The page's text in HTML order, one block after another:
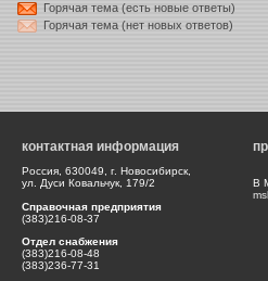
Горячая тема (есть новые ответы)
Горячая тема (нет новых ответов)
контактная информация
Россия, 630049, г. Новосибирск,
ул. Дуси Ковальчук, 179/2
Справочная предприятия
(383)216-08-37
Отдел снабжения
(383)216-08-48
(383)236-77-31
В